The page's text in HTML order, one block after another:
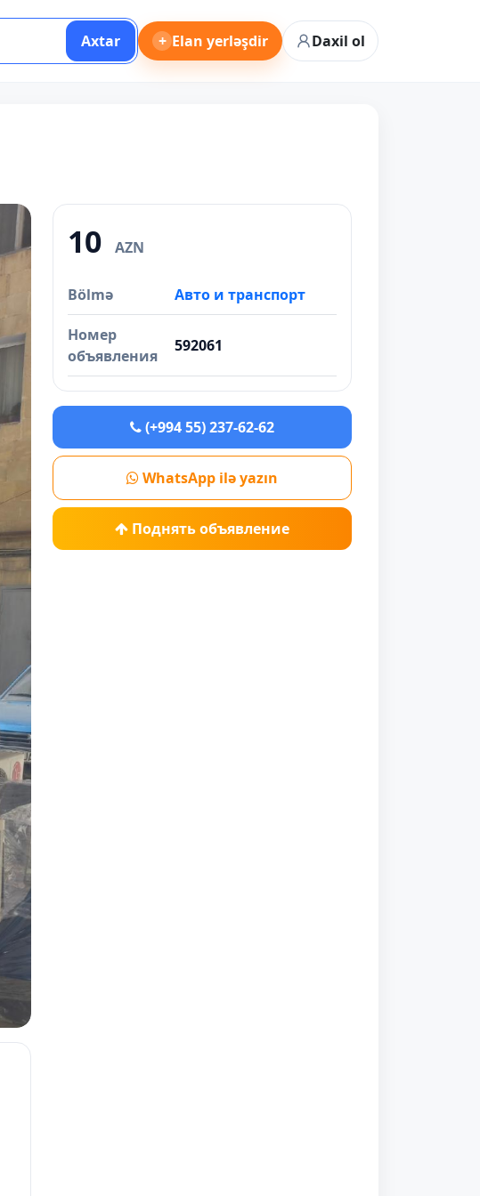
Axtar + Elan yerləşdir Daxil ol
10 AZN
Bölmə Авто и транспорт
Номер
объявления
592061
(+994 55) 237-62-62
WhatsApp ilə yazın
Поднять объявление